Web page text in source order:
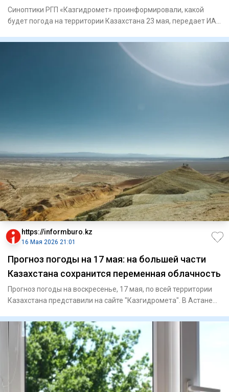
Синоптики РГП «Казгидромет» проинформировали, какой
будет погода на территории Казахстана 23 мая, передает ИА
https://informburo.kz
16 Мая 2026 21:01
Прогноз погоды на 17 мая: на большей части
Казахстана сохранится переменная облачность
Прогноз погоды на воскресенье, 17 мая, по всей территории
Казахстана представили на сайте "Казгидромета". В Астане